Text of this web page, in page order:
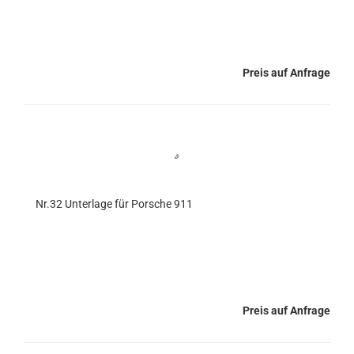
Preis auf Anfrage
Nr.32 Unterlage für Porsche 911
Preis auf Anfrage